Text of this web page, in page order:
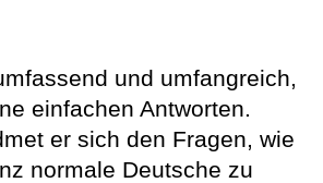
und umfangreich,
einfachen Antworten.
er sich den Fragen, wie
normale Deutsche zu